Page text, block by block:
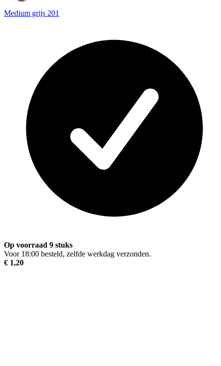
Medium grijs 201
Op voorraad 9 stuks
Voor 18:00 besteld, zelfde werkdag verzonden.
€ 1,20